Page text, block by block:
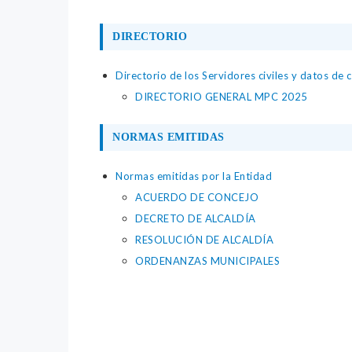
DIRECTORIO
Directorio de los Servidores civiles y datos de
DIRECTORIO GENERAL MPC 2025
NORMAS EMITIDAS
Normas emitidas por la Entidad
ACUERDO DE CONCEJO
DECRETO DE ALCALDÍA
RESOLUCIÓN DE ALCALDÍA
ORDENANZAS MUNICIPALES